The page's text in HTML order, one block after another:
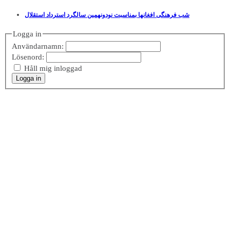
شب فرهنگی افغانها بمناسبت نودونهمین سالگرد استرداد استقلال
Logga in
Användarnamn:
Lösenord:
Håll mig inloggad
Logga in